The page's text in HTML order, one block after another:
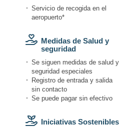
Servicio de recogida en el
aeropuerto*
Medidas de Salud y
seguridad
Se siguen medidas de salud y
seguridad especiales
Registro de entrada y salida
sin contacto
Se puede pagar sin efectivo
Iniciativas Sostenibles